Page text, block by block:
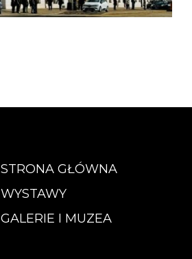
STRONA GŁÓWNA
WYSTAWY
GALERIE I MUZEA